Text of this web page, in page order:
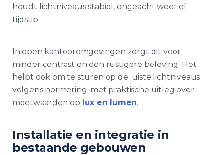
houdt lichtniveaus stabiel, ongeacht weer of
tijdstip.
In open kantooromgevingen zorgt dit voor
minder contrast en een rustigere beleving. Het
helpt ook om te sturen op de juiste lichtniveaus
volgens normering, met praktische uitleg over
meetwaarden op lux en lumen.
Installatie en integratie in
bestaande gebouwen